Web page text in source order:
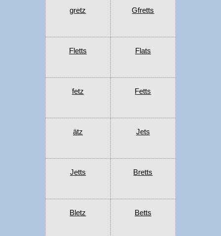
gretz Gfretts
Fletts Flats
fetz Fetts
ätz Jets
Jetts Bretts
Bletz Betts